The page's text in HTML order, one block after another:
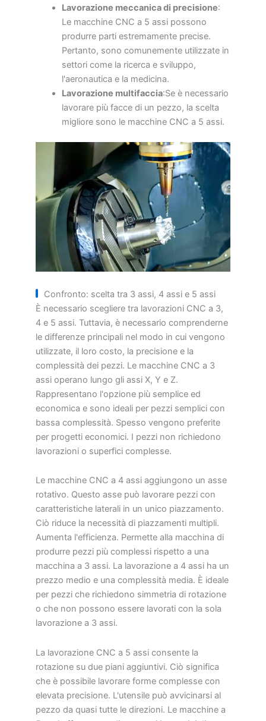
Lavorazione meccanica di precisione:
Le macchine CNC a 5 assi possono
produrre parti estremamente precise.
Pertanto, sono comunemente utilizzate in
settori come la ricerca e sviluppo,
l'aeronautica e la medicina.
Lavorazione multifaccia:Se è necessario
lavorare più facce di un pezzo, la scelta
migliore sono le macchine CNC a 5 assi.
Confronto: scelta tra 3 assi, 4 assi e 5 assi
È necessario scegliere tra lavorazioni CNC a 3,
4 e 5 assi. Tuttavia, è necessario comprenderne
le differenze principali nel modo in cui vengono
utilizzate, il loro costo, la precisione e la
complessità dei pezzi. Le macchine CNC a 3
assi operano lungo gli assi X, Y e Z.
Rappresentano l'opzione più semplice ed
economica e sono ideali per pezzi semplici con
bassa complessità. Spesso vengono preferite
per progetti economici. I pezzi non richiedono
lavorazioni o superfici complesse.
Le macchine CNC a 4 assi aggiungono un asse
rotativo. Questo asse può lavorare pezzi con
caratteristiche laterali in un unico piazzamento.
Ciò riduce la necessità di piazzamenti multipli.
Aumenta l'efficienza. Permette alla macchina di
produrre pezzi più complessi rispetto a una
macchina a 3 assi. La lavorazione a 4 assi ha un
prezzo medio e una complessità media. È ideale
per pezzi che richiedono simmetria di rotazione
o che non possono essere lavorati con la sola
lavorazione a 3 assi.
La lavorazione CNC a 5 assi consente la
rotazione su due piani aggiuntivi. Ciò significa
che è possibile lavorare forme complesse con
elevata precisione. L'utensile può avvicinarsi al
pezzo da quasi tutte le direzioni. Le macchine a